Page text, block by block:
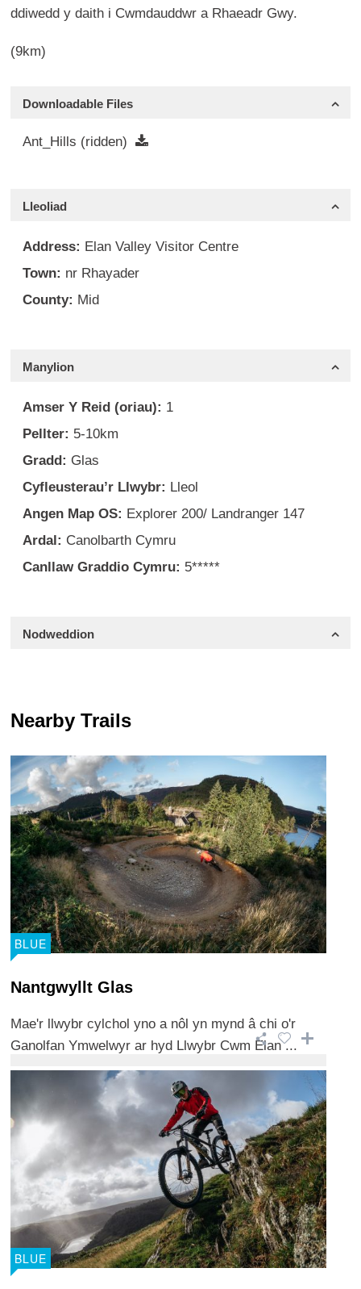
ddiwedd y daith i Cwmdauddwr a Rhaeadr Gwy.
(9km)
Downloadable Files
Ant_Hills (ridden)
Lleoliad
Address: Elan Valley Visitor Centre
Town: nr Rhayader
County: Mid
Manylion
Amser Y Reid (oriau): 1
Pellter: 5-10km
Gradd: Glas
Cyfleusterau’r Llwybr: Lleol
Angen Map OS: Explorer 200/ Landranger 147
Ardal: Canolbarth Cymru
Canllaw Graddio Cymru: 5*****
Nodweddion
Nearby Trails
BLUE
Nantgwyllt Glas
Mae'r llwybr cylchol yno a nôl yn mynd â chi o'r
Ganolfan Ymwelwyr ar hyd Llwybr Cwm Elan ...
BLUE